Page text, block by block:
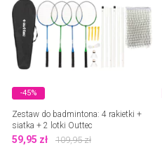
-45%
Zestaw do badmintona: 4 rakietki +
siatka + 2 lotki Outtec
59,95 zł 109,95zł